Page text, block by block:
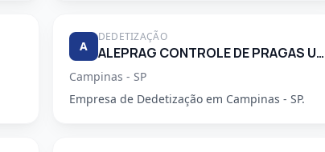
A
DEDETIZAÇÃO
ALEPRAG CONTROLE DE PRAGAS URBANAS LTDA
Campinas - SP
Empresa de Dedetização em Campinas - SP.